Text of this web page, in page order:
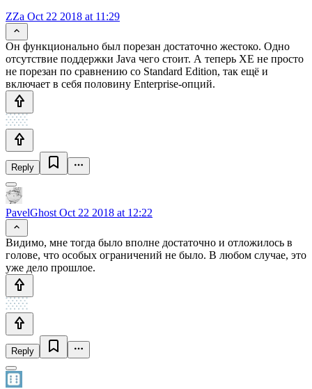
ZZa Oct 22 2018 at 11:29
Он функционально был порезан достаточно жестоко. Одно
отсутствие поддержки Java чего стоит. А теперь XE не просто
не порезан по сравнению со Standard Edition, так ещё и
включает в себя половину Enterprise-опций.
Reply
PavelGhost Oct 22 2018 at 12:22
Видимо, мне тогда было вполне достаточно и отложилось в
голове, что особых ограничений не было. В любом случае, это
уже дело прошлое.
Reply